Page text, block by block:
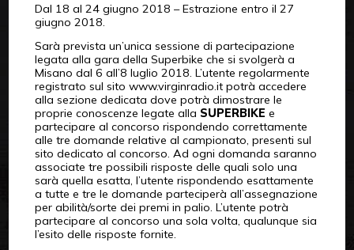
Dal 18 al 24 giugno 2018 – Estrazione entro il 27
giugno 2018.
Sarà prevista un’unica sessione di partecipazione
legata alla gara della Superbike che si svolgerà a
Misano dal 6 all’8 luglio 2018. L’utente regolarmente
registrato sul sito www.virginradio.it potrà accedere
alla sezione dedicata dove potrà dimostrare le
proprie conoscenze legate alla SUPERBIKE e
partecipare al concorso rispondendo correttamente
alle tre domande relative al campionato, presenti sul
sito dedicato al concorso. Ad ogni domanda saranno
associate tre possibili risposte delle quali solo una
sarà quella esatta, l’utente rispondendo esattamente
a tutte e tre le domande parteciperà all’assegnazione
per abilità/sorte dei premi in palio. L’utente potrà
partecipare al concorso una sola volta, qualunque sia
l’esito delle risposte fornite.